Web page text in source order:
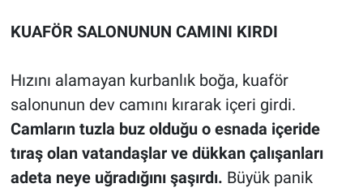
KUAFÖR SALONUNUN CAMINI KIRDI
Hızını alamayan kurbanlık boğa, kuaför
salonunun dev camını kırarak içeri girdi.
Camların tuzla buz olduğu o esnada içeride
tıraş olan vatandaşlar ve dükkan çalışanları
adeta neye uğradığını şaşırdı. Büyük panik